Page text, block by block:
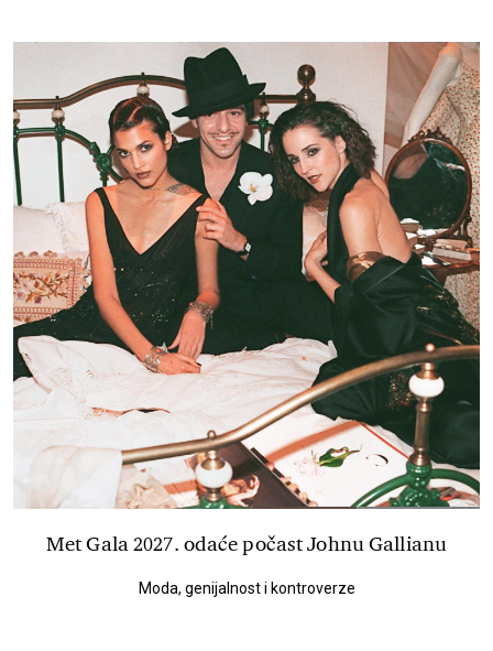
Met Gala 2027. odaće počast Johnu Gallianu
Moda, genijalnost i kontroverze